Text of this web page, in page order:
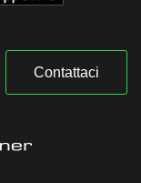
Contattaci